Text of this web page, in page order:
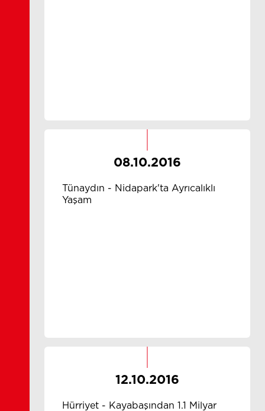
08.10.2016
Tünaydın - Nidapark'ta Ayrıcalıklı
Yaşam
12.10.2016
Hürriyet - Kayabaşından 1.1 Milyar